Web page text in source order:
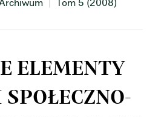
Tom 5 (2008)
ELEMENTY
SPOŁECZNO-